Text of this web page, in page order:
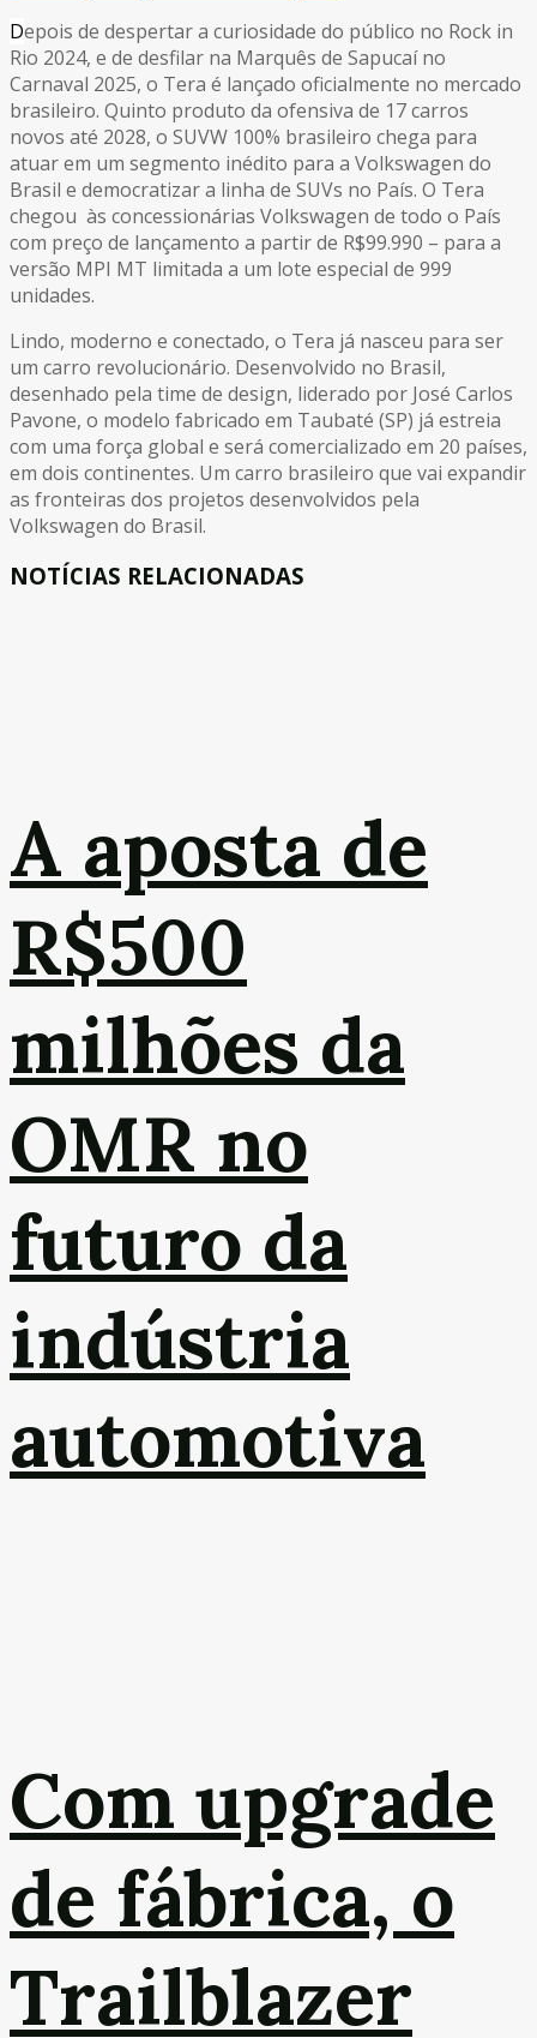
Depois de despertar a curiosidade do público no Rock in
Rio 2024, e de desfilar na Marquês de Sapucaí no
Carnaval 2025, o Tera é lançado oficialmente no mercado
brasileiro. Quinto produto da ofensiva de 17 carros
novos até 2028, o SUVW 100% brasileiro chega para
atuar em um segmento inédito para a Volkswagen do
Brasil e democratizar a linha de SUVs no País. O Tera
chegou às concessionárias Volkswagen de todo o País
com preço de lançamento a partir de R$99.990 – para a
versão MPI MT limitada a um lote especial de 999
unidades.
Lindo, moderno e conectado, o Tera já nasceu para ser
um carro revolucionário. Desenvolvido no Brasil,
desenhado pela time de design, liderado por José Carlos
Pavone, o modelo fabricado em Taubaté (SP) já estreia
com uma força global e será comercializado em 20 países,
em dois continentes. Um carro brasileiro que vai expandir
as fronteiras dos projetos desenvolvidos pela
Volkswagen do Brasil.
NOTÍCIAS RELACIONADAS
A aposta de
R$500
milhões da
OMR no
futuro da
indústria
automotiva
Com upgrade
de fábrica, o
Trailblazer